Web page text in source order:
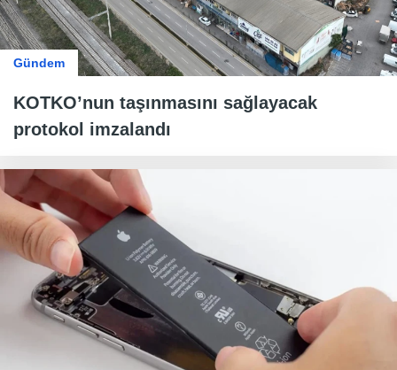
Gündem
KOTKO’nun taşınmasını sağlayacak
protokol imzalandı